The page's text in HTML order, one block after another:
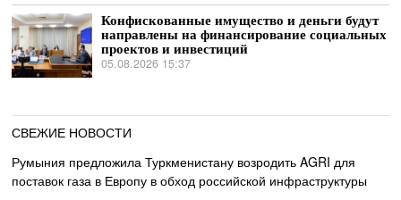
Конфискованные имущество и деньги будут
направлены на финансирование социальных
проектов и инвестиций
05.08.2026 15:37
СВЕЖИЕ НОВОСТИ
Румыния предложила Туркменистану возродить AGRI для
поставок газа в Европу в обход российской инфраструктуры